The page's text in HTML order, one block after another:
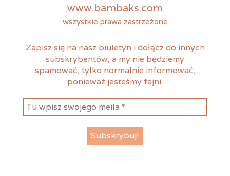
www.bambaks.com
wszystkie prawa zastrzeżone
Zapisz się na nasz biuletyn i dołącz do innych
subskrybentów, a my nie będziemy
spamować, tylko normalnie informować,
ponieważ jesteśmy fajni.